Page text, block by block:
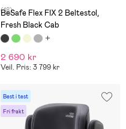
(18)
BeSafe Flex FIX 2 Beltestol,
Fresh Black Cab
2 690 kr
Veil. Pris: 3 799 kr
Best i test
Fri frakt